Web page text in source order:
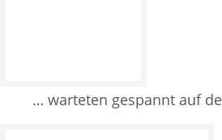
… warteten gespannt auf